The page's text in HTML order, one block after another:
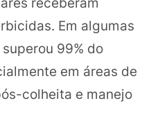
Em algumas
99% do
em áreas de
colheita e manejo